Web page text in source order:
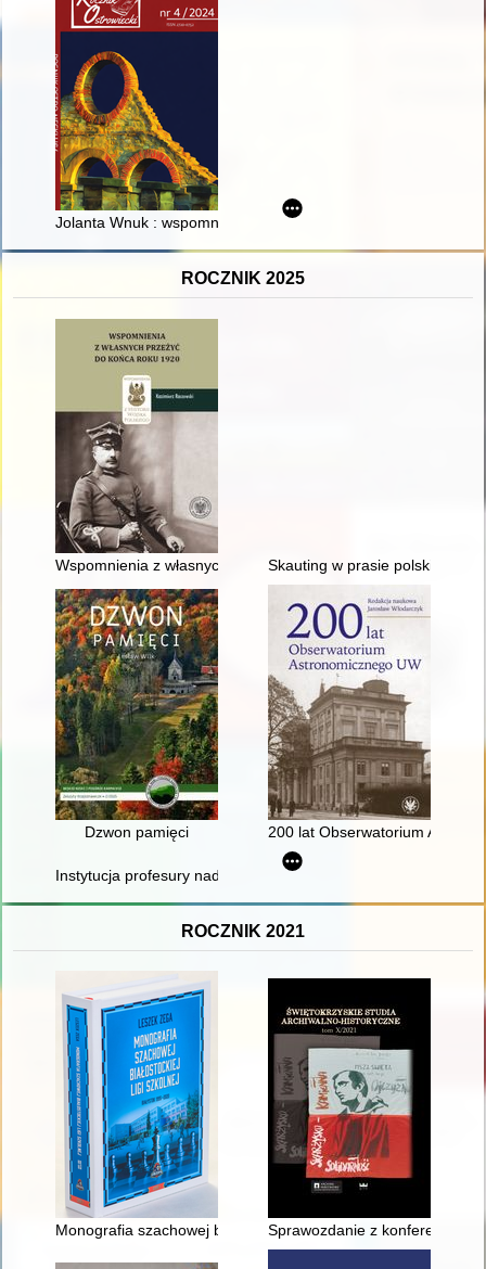
Jolanta Wnuk : wspomnienie
ROCZNIK 2025
Wspomnienia z własnych przeżyć do końca roku 1920
Skauting w prasie polskiej z lat
Dzwon pamięci 200 lat Obserwatorium
Instytucja profesury nadzwyczajnej w polskim państwowym
ROCZNIK 2021
Monografia szachowej białostockiej ligi szkolnej : Białystok
Sprawozdanie z konferencji